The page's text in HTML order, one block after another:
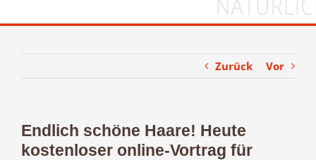
Zurück Vor
Endlich schöne Haare! Heute
kostenloser online-Vortrag für